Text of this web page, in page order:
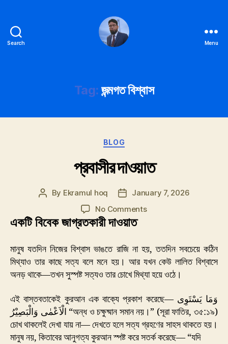
Search Menu
Tag: জন্মগত বিশ্বাস
Categories
BLOG
প্রবাসীর দাওয়াত
Post
By Ekramul hoq
PostJanuary 7, 2026
No Commentson
একটি বিবেক জাগ্রতকারী দাওয়াত
মানুষ যতদিন নিজের বিশ্বাস ভাঙতে রাজি না হয়, ততদিন সবচেয়ে কঠিন
মিথ্যাও তার কাছে সত্য বলে মনে হয়। আর যখন কেউ লালিত বিশ্বাসে
অনড় থাকে—তখন সুস্পষ্ট সত্যও তার চোখে মিথ্যা হয়ে ওঠে।
এই বাস্তবতাকেই কুরআন এক বাক্যে প্রকাশ করেছে— وَمَا يَسْتَوِى
الْاَعْمٰى وَالْبَصِيْرُ “অন্ধ ও চক্ষুষ্মান সমান নয়।” (সূরা ফাতির, ৩৫:১৯)
চোখ থাকলেই দেখা যায় না— দেখতে হলে সত্য গ্রহণের সাহস থাকতে হয়।
মানুষ নয়, কিতাবের আনুগত্য কুরআন স্পষ্ট করে সতর্ক করেছে— “যদি